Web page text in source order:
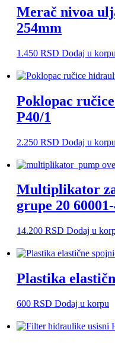
Merač nivoa
254mm
1.450 RSD Dodaj u korpu
Poklopac
P40/1
2.250 RSD Dodaj u korpu
Multiplikator
grupe 20
14.200 RSD Dodaj u
Plastika
600 RSD Dodaj u korpu